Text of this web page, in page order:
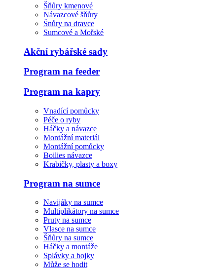
Šňůry kmenové
Návazcové šňůry
Šnůry na dravce
Sumcové a Mořské
Akční rybářské sady
Program na feeder
Program na kapry
Vnadící pomůcky
Péče o ryby
Háčky a návazce
Montážní materiál
Montážní pomůcky
Boilies návazce
Krabičky, plasty a boxy
Program na sumce
Navijáky na sumce
Multiplikátory na sumce
Pruty na sumce
Vlasce na sumce
Šňůry na sumce
Háčky a montáže
Splávky a bojky
Může se hodit